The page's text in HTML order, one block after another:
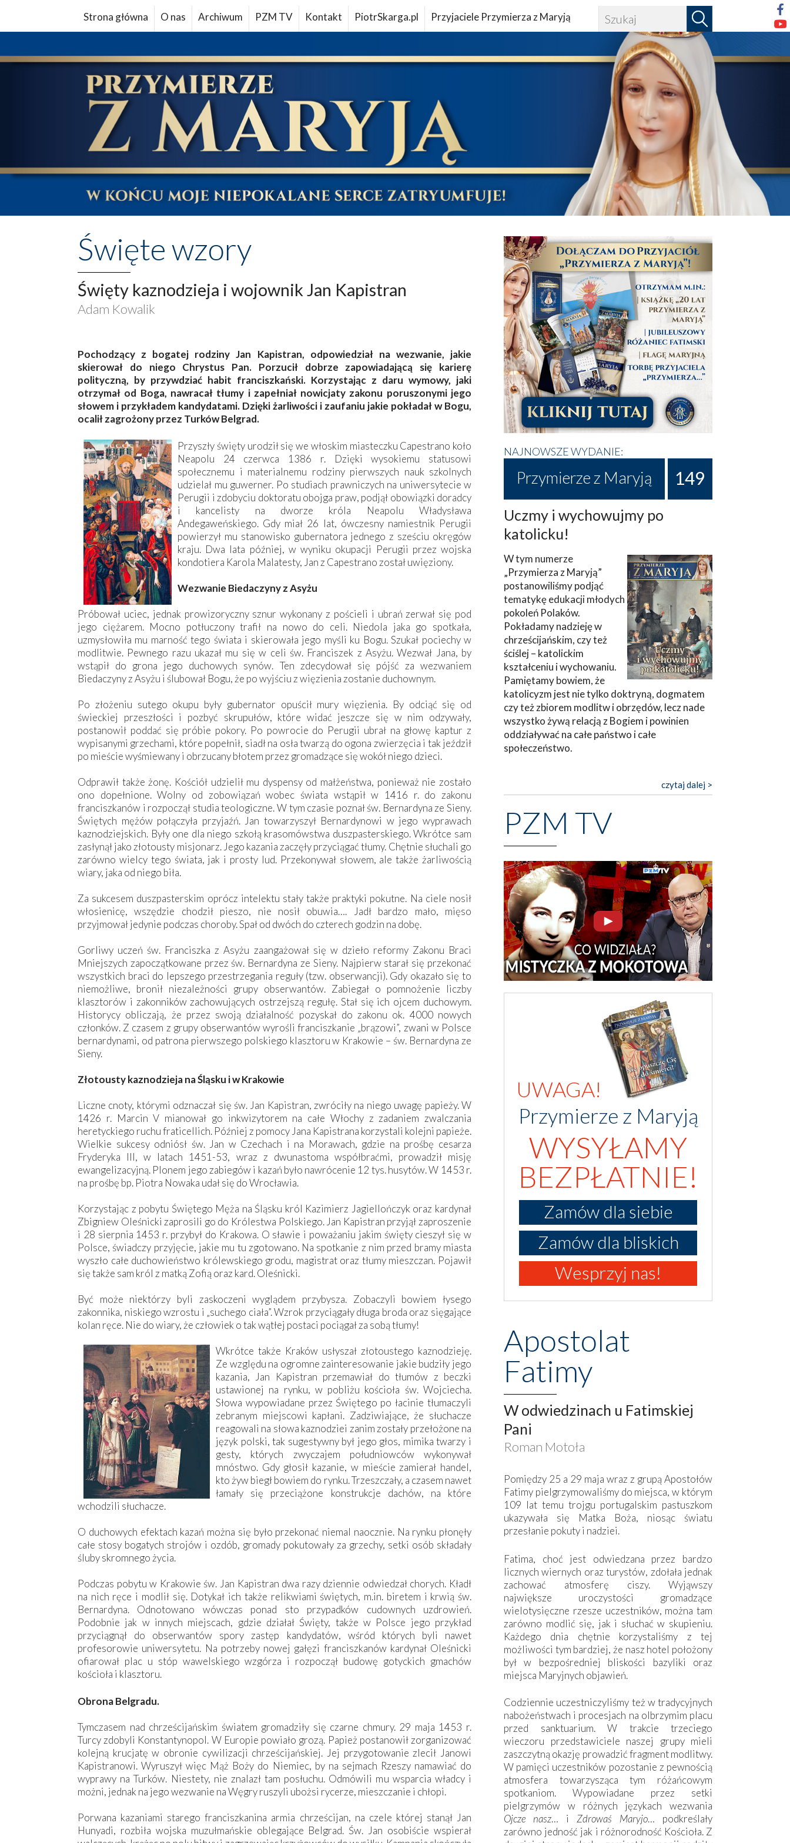
Strona główna O nas Archiwum PZM TV Kontakt PiotrSkarga.pl Przyjaciele Przymierza z Maryją
Święte wzory
Święty kaznodzieja i wojownik Jan Kapistran
Adam Kowalik
Pochodzący z bogatej rodziny Jan Kapistran, odpowiedział na wezwanie, jakie
skierował do niego Chrystus Pan. Porzucił dobrze zapowiadającą się karierę
polityczną, by przywdziać habit franciszkański. Korzystając z daru wymowy, jaki
otrzymał od Boga, nawracał tłumy i zapełniał nowicjaty zakonu poruszonymi jego
słowem i przykładem kandydatami. Dzięki żarliwości i zaufaniu jakie pokładał w Bogu,
ocalił zagrożony przez Turków Belgrad.
Przyszły święty urodził się we włoskim miasteczku Capestrano koło
Neapolu 24 czerwca 1386 r. Dzięki wysokiemu statusowi
społecznemu i materialnemu rodziny pierwszych nauk szkolnych
udzielał mu guwerner. Po studiach prawniczych na uniwersytecie w
Perugii i zdobyciu doktoratu obojga praw, podjął obowiązki doradcy
i kancelisty na dworze króla Neapolu Władysława
Andegaweńskiego. Gdy miał 26 lat, ówczesny namiestnik Perugii
powierzył mu stanowisko gubernatora jednego z sześciu okręgów
kraju. Dwa lata później, w wyniku okupacji Perugii przez wojska
kondotiera Karola Malatesty, Jan z Capestrano został uwięziony.
Wezwanie Biedaczyny z Asyżu
Próbował uciec, jednak prowizoryczny sznur wykonany z pościeli i ubrań zerwał się pod
jego ciężarem. Mocno potłuczony trafił na nowo do celi. Niedola jaka go spotkała,
uzmysłowiła mu marność tego świata i skierowała jego myśli ku Bogu. Szukał pociechy w
modlitwie. Pewnego razu ukazał mu się w celi św. Franciszek z Asyżu. Wezwał Jana, by
wstąpił do grona jego duchowych synów. Ten zdecydował się pójść za wezwaniem
Biedaczyny z Asyżu i ślubował Bogu, że po wyjściu z więzienia zostanie duchownym.
Po złożeniu sutego okupu były gubernator opuścił mury więzienia. By odciąć się od
świeckiej przeszłości i pozbyć skrupułów, które widać jeszcze się w nim odzywały,
postanowił poddać się próbie pokory. Po powrocie do Perugii ubrał na głowę kaptur z
wypisanymi grzechami, które popełnił, siadł na osła twarzą do ogona zwierzęcia i tak jeździł
po mieście wyśmiewany i obrzucany błotem przez gromadzące się wokół niego dzieci.
Odprawił także żonę. Kościół udzielił mu dyspensy od małżeństwa, ponieważ nie zostało
ono dopełnione. Wolny od zobowiązań wobec świata wstąpił w 1416 r. do zakonu
franciszkanów i rozpoczął studia teologiczne. W tym czasie poznał św. Bernardyna ze Sieny.
Świętych mężów połączyła przyjaźń. Jan towarzyszył Bernardynowi w jego wyprawach
kaznodziejskich. Były one dla niego szkołą krasomówstwa duszpasterskiego. Wkrótce sam
zasłynął jako złotousty misjonarz. Jego kazania zaczęły przyciągać tłumy. Chętnie słuchali go
zarówno wielcy tego świata, jak i prosty lud. Przekonywał słowem, ale także żarliwością
wiary, jaka od niego biła.
Za sukcesem duszpasterskim oprócz intelektu stały także praktyki pokutne. Na ciele nosił
włosienicę, wszędzie chodził pieszo, nie nosił obuwia…. Jadł bardzo mało, mięso
przyjmował jedynie podczas choroby. Spał od dwóch do czterech godzin na dobę.
Gorliwy uczeń św. Franciszka z Asyżu zaangażował się w dzieło reformy Zakonu Braci
Mniejszych zapoczątkowane przez św. Bernardyna ze Sieny. Najpierw starał się przekonać
wszystkich braci do lepszego przestrzegania reguły (tzw. obserwancji). Gdy okazało się to
niemożliwe, bronił niezależności grupy obserwantów. Zabiegał o pomnożenie liczby
klasztorów i zakonników zachowujących ostrzejszą regułę. Stał się ich ojcem duchowym.
Historycy obliczają, że przez swoją działalność pozyskał do zakonu ok. 4000 nowych
członków. Z czasem z grupy obserwantów wyrośli franciszkanie „brązowi”, zwani w Polsce
bernardynami, od patrona pierwszego polskiego klasztoru w Krakowie – św. Bernardyna ze
Sieny.
Złotousty kaznodzieja na Śląsku i w Krakowie
Liczne cnoty, którymi odznaczał się św. Jan Kapistran, zwróciły na niego uwagę papieży. W
1426 r. Marcin V mianował go inkwizytorem na całe Włochy z zadaniem zwalczania
heretyckiego ruchu fraticellich. Później z pomocy Jana Kapistrana korzystali kolejni papieże.
Wielkie sukcesy odniósł św. Jan w Czechach i na Morawach, gdzie na prośbę cesarza
Fryderyka III, w latach 1451-53, wraz z dwunastoma współbraćmi, prowadził misję
ewangelizacyjną. Plonem jego zabiegów i kazań było nawrócenie 12 tys. husytów. W 1453 r.
na prośbę bp. Piotra Nowaka udał się do Wrocławia.
Korzystając z pobytu Świętego Męża na Śląsku król Kazimierz Jagiellończyk oraz kardynał
Zbigniew Oleśnicki zaprosili go do Królestwa Polskiego. Jan Kapistran przyjął zaproszenie
i 28 sierpnia 1453 r. przybył do Krakowa. O sławie i poważaniu jakim święty cieszył się w
Polsce, świadczy przyjęcie, jakie mu tu zgotowano. Na spotkanie z nim przed bramy miasta
wyszło całe duchowieństwo królewskiego grodu, magistrat oraz tłumy mieszczan. Pojawił
się także sam król z matką Zofią oraz kard. Oleśnicki.
Być może niektórzy byli zaskoczeni wyglądem przybysza. Zobaczyli bowiem łysego
zakonnika, niskiego wzrostu i „suchego ciała”. Wzrok przyciągały długa broda oraz sięgające
kolan ręce. Nie do wiary, że człowiek o tak wątłej postaci pociągał za sobą tłumy!
Wkrótce także Kraków usłyszał złotoustego kaznodzieję.
Ze względu na ogromne zainteresowanie jakie budziły jego
kazania, Jan Kapistran przemawiał do tłumów z beczki
ustawionej na rynku, w pobliżu kościoła św. Wojciecha.
Słowa wypowiadane przez Świętego po łacinie tłumaczyli
zebranym miejscowi kapłani. Zadziwiające, że słuchacze
reagowali na słowa kaznodziei zanim zostały przełożone na
język polski, tak sugestywny był jego głos, mimika twarzy i
gesty, których zwyczajem południowców wykonywał
mnóstwo. Gdy głosił kazanie, w mieście zamierał handel,
kto żyw biegł bowiem do rynku. Trzeszczały, a czasem nawet
łamały się przeciążone konstrukcje dachów, na które
wchodzili słuchacze.
O duchowych efektach kazań można się było przekonać niemal naocznie. Na rynku płonęły
całe stosy bogatych strojów i ozdób, gromady pokutowały za grzechy, setki osób składały
śluby skromnego życia.
Podczas pobytu w Krakowie św. Jan Kapistran dwa razy dziennie odwiedzał chorych. Kładł
na nich ręce i modlił się. Dotykał ich także relikwiami świętych, m.in. biretem i krwią św.
Bernardyna. Odnotowano wówczas ponad sto przypadków cudownych uzdrowień.
Podobnie jak w innych miejscach, gdzie działał Święty, także w Polsce jego przykład
przyciągnął do obserwantów spory zastęp kandydatów, wśród których byli nawet
profesorowie uniwersytetu. Na potrzeby nowej gałęzi franciszkanów kardynał Oleśnicki
ofiarował plac u stóp wawelskiego wzgórza i rozpoczął budowę gotyckich gmachów
kościoła i klasztoru.
Obrona Belgradu.
Tymczasem nad chrześcijańskim światem gromadziły się czarne chmury. 29 maja 1453 r.
Turcy zdobyli Konstantynopol. W Europie powiało grozą. Papież postanowił zorganizować
kolejną krucjatę w obronie cywilizacji chrześcijańskiej. Jej przygotowanie zlecił Janowi
Kapistranowi. Wyruszył więc Mąż Boży do Niemiec, by na sejmach Rzeszy namawiać do
wyprawy na Turków. Niestety, nie znalazł tam posłuchu. Odmówili mu wsparcia władcy i
możni, jednak na jego wezwanie na Węgry ruszyli ubożsi rycerze, mieszczanie i chłopi.
Porwana kazaniami starego franciszkanina armia chrześcijan, na czele której stanął Jan
Hunyadi, rozbiła wojska muzułmańskie oblegające Belgrad. Św. Jan osobiście wspierał
NAJNOWSZE WYDANIE:
Przymierze z Maryją 149
Uczmy i wychowujmy po
katolicku!
W tym numerze
„Przymierza z Maryją”
postanowiliśmy podjąć
tematykę edukacji młodych
pokoleń Polaków.
Pokładamy nadzieję w
chrześcijańskim, czy też
ściślej – katolickim
kształceniu i wychowaniu.
Pamiętamy bowiem, że
katolicyzm jest nie tylko doktryną, dogmatem
czy też zbiorem modlitw i obrzędów, lecz nade
wszystko żywą relacją z Bogiem i powinien
oddziaływać na całe państwo i całe
społeczeństwo.
czytaj dalej >
PZM TV
UWAGA!
Przymierze z Maryją
WYSYŁAMY
BEZPŁATNIE!
Zamów dla siebie
Zamów dla bliskich
Wesprzyj nas!
Apostolat
Fatimy
W odwiedzinach u Fatimskiej
Pani
Roman Motoła
Pomiędzy 25 a 29 maja wraz z grupą Apostołów
Fatimy pielgrzymowaliśmy do miejsca, w którym
109 lat temu trojgu portugalskim pastuszkom
ukazywała się Matka Boża, niosąc światu
przesłanie pokuty i nadziei.
Fatima, choć jest odwiedzana przez bardzo
licznych wiernych oraz turystów, zdołała jednak
zachować atmosferę ciszy. Wyjąwszy
największe uroczystości gromadzące
wielotysięczne rzesze uczestników, można tam
zarówno modlić się, jak i słuchać w skupieniu.
Każdego dnia chętnie korzystaliśmy z tej
możliwości tym bardziej, że nasz hotel położony
był w bezpośredniej bliskości bazyliki oraz
miejsca Maryjnych objawień.
Codziennie uczestniczyliśmy też w tradycyjnych
nabożeństwach i procesjach na olbrzymim placu
przed sanktuarium. W trakcie trzeciego
wieczoru przedstawiciele naszej grupy mieli
zaszczytną okazję prowadzić fragment modlitwy.
W pamięci uczestników pozostanie z pewnością
atmosfera towarzysząca tym różańcowym
spotkaniom. Wypowiadane przez setki
pielgrzymów w różnych językach wezwania
Ojcze nasz… i Zdrowaś Maryjo… podkreślały
zarówno jedność jak i różnorodność Kościoła. Z